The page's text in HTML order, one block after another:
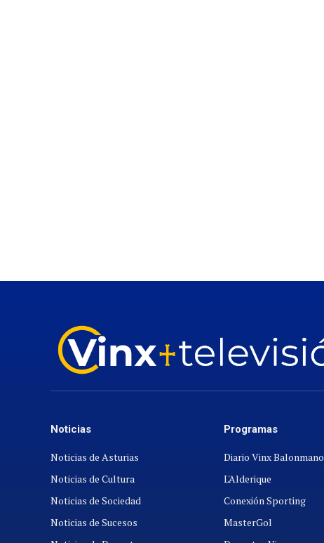
Noticias
Noticias de Asturias
Noticias de Cultura
Noticias de Sociedad
Noticias de Sucesos
Programas
Diario Vinx Balonmano
L'Alderique
Conexión Sporting
MasterGol